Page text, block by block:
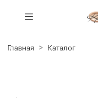
Главная Каталог